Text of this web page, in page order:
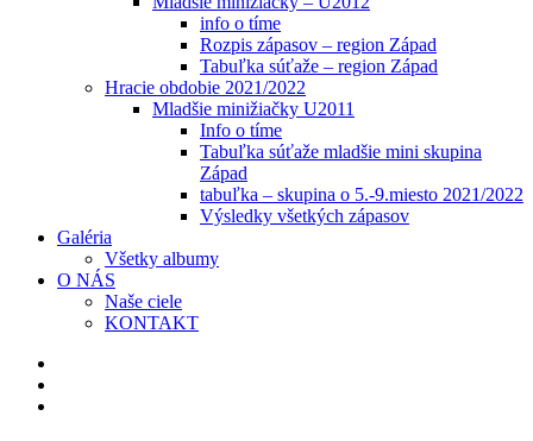
info o tíme
Rozpis zápasov – region Západ
Tabuľka súťaže – region Západ
Hracie obdobie 2021/2022
Mladšie minižiačky U2011
Info o tíme
Tabuľka súťaže mladšie mini skupina
Západ
tabuľka – skupina o 5.-9.miesto 2021/2022
Výsledky všetkých zápasov
Galéria
Všetky albumy
O NÁS
Naše ciele
KONTAKT